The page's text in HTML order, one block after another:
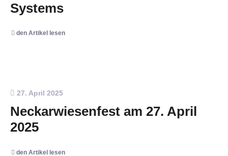
Systems
den Artikel lesen
27. April 2025
Neckarwiesenfest am 27. April
2025
den Artikel lesen